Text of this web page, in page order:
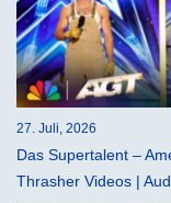
27. Juli, 2026
Das Supertalent –
Thrasher Videos |